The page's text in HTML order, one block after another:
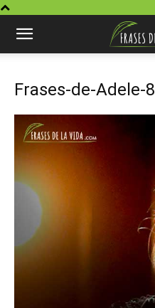
Frases-de-Adele-8